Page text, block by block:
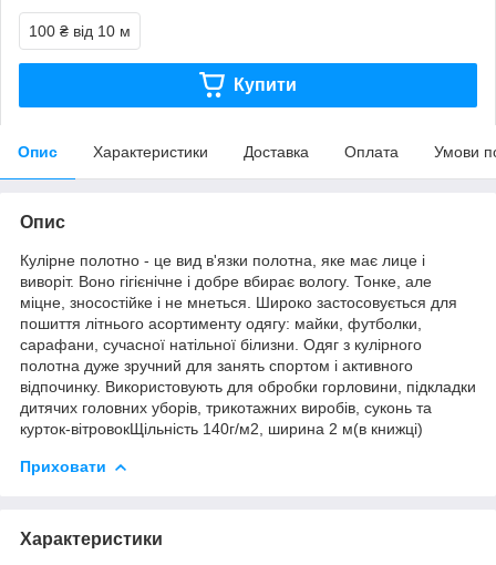
100 ₴ від 10 м
Купити
Опис Характеристики Доставка Оплата Умови
Опис
Кулірне полотно - це вид в'язки полотна, яке має лице і
виворіт. Воно гігієнічне і добре вбирає вологу. Тонке, але
міцне, зносостійке і не мнеться. Широко застосовується для
пошиття літнього асортименту одягу: майки, футболки,
сарафани, сучасної натільної білизни. Одяг з кулірного
полотна дуже зручний для занять спортом і активного
відпочинку. Використовують для обробки горловини, підкладки
дитячих головних уборів, трикотажних виробів, суконь та
курток-вітровокЩільність 140г/м2, ширина 2 м(в книжці)
Приховати
Характеристики